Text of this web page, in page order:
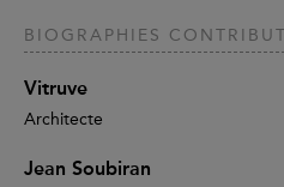
BIOGRAPHIES
Vitruve
Architecte
Jean Soubiran